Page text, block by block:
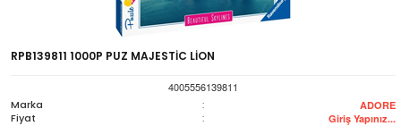
RPB139811 1000P PUZ MAJESTİC LİON
4005556139811
Marka
: ADORE
Fiyat : Giriş Yapınız...